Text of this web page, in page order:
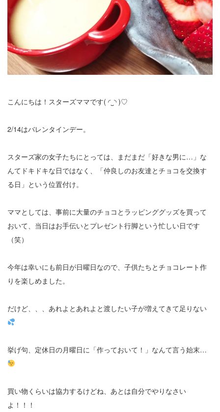
こんにちは！スターズママです( ◜‿◝ )♡
2/14はバレンタインデー。
スターズ家の女子たちにとっては、まだまだ「好きな男に…」な
んてドキドキな日ではなく、「仲良しのお友達とチョコを交換す
る日」という位置付け。
ママとしては、事前に大量のチョコとラッピンググッズを買って
おいて、当日はお手伝いとプレゼント行脚という忙しい日です
（笑）
今年は幸いにも前日が日曜日なので、子供たちとチョコレート作
りを楽しめました。
だけど、、、あれよとあれよと渡したい子が増えてきて足りない
挙げ句、定休日の月曜日に「作っておいて！」なんて言う始末…
買い物くらいは協力するけどね、あとは自分でやりなさい
よ！！！